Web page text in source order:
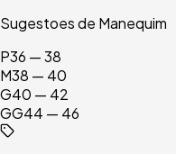
Sugestoes de Manequim
P36 — 38
M38 — 40
G40 — 42
GG44 — 46